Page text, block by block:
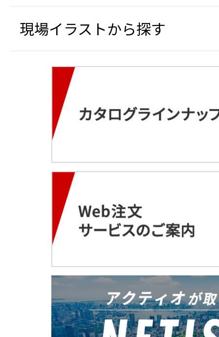
現場イラストから探す